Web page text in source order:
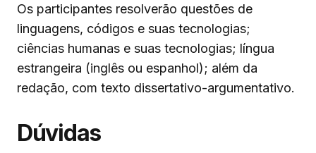
Os participantes resolverão questões de
linguagens, códigos e suas tecnologias;
ciências humanas e suas tecnologias; língua
estrangeira (inglês ou espanhol); além da
redação, com texto dissertativo-argumentativo.
Dúvidas